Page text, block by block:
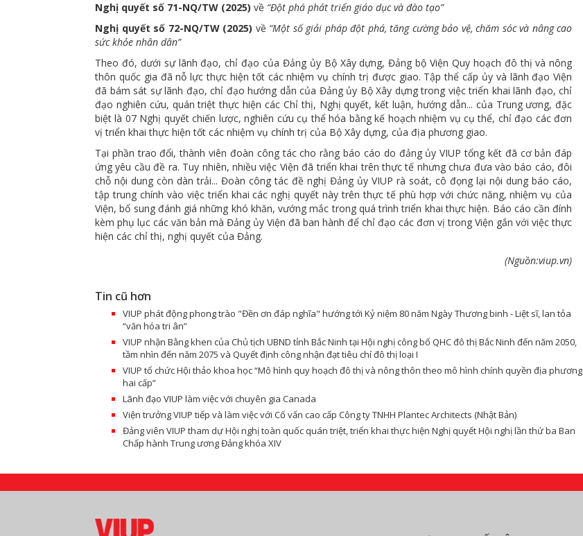
Nghị quyết số 71-NQ/TW (2025) về “Đột phá phát triển giáo dục và đào tạo”
Nghị quyết số 72-NQ/TW (2025) về “Một số giải pháp đột phá, tăng cường bảo vệ, chăm sóc và nâng cao
sức khỏe nhân dân”
Theo đó, dưới sự lãnh đạo, chỉ đạo của Đảng ủy Bộ Xây dựng, Đảng bộ Viện Quy hoạch đô thị và nông
thôn quốc gia đã nỗ lực thực hiện tốt các nhiệm vụ chính trị được giao. Tập thể cấp ủy và lãnh đạo Viện
đã bám sát sự lãnh đạo, chỉ đạo hướng dẫn của Đảng ủy Bộ Xây dựng trong việc triển khai lãnh đạo, chỉ
đạo nghiên cứu, quán triệt thực hiện các Chỉ thị, Nghị quyết, kết luận, hướng dẫn... của Trung ương, đặc
biệt là 07 Nghị quyết chiến lược, nghiên cứu cụ thể hóa bằng kế hoạch nhiệm vụ cụ thể, chỉ đạo các đơn
vị triển khai thực hiện tốt các nhiệm vụ chính trị của Bộ Xây dựng, của địa phương giao.
Tại phần trao đổi, thành viên đoàn công tác cho rằng báo cáo do đảng ủy VIUP tổng kết đã cơ bản đáp
ứng yêu cầu đề ra. Tuy nhiên, nhiều việc Viện đã triển khai trên thực tế nhưng chưa đưa vào báo cáo, đôi
chỗ nội dung còn dàn trải... Đoàn công tác đề nghị Đảng ủy VIUP rà soát, cô đọng lại nội dung báo cáo,
tập trung chính vào việc triển khai các nghị quyết này trên thực tế phù hợp với chức năng, nhiệm vụ của
Viện, bổ sung đánh giá những khó khăn, vướng mắc trong quá trình triển khai thực hiện. Báo cáo cần đính
kèm phụ lục các văn bản mà Đảng ủy Viện đã ban hành để chỉ đạo các đơn vị trong Viện gắn với việc thực
hiện các chỉ thị, nghị quyết của Đảng.
(Nguồn:viup.vn)
Tin cũ hơn
VIUP phát động phong trào "Đền ơn đáp nghĩa" hướng tới Kỷ niệm 80 năm Ngày Thương binh - Liệt sĩ, lan tỏa
“văn hóa tri ân”
VIUP nhận Bằng khen của Chủ tịch UBND tỉnh Bắc Ninh tại Hội nghị công bố QHC đô thị Bắc Ninh đến năm 2050,
tầm nhìn đến năm 2075 và Quyết định công nhận đạt tiêu chí đô thị loại I
VIUP tổ chức Hội thảo khoa học “Mô hình quy hoạch đô thị và nông thôn theo mô hình chính quyền địa phương
hai cấp”
Lãnh đạo VIUP làm việc với chuyên gia Canada
Viện trưởng VIUP tiếp và làm việc với Cố vấn cao cấp Công ty TNHH Plantec Architects (Nhật Bản)
Đảng viên VIUP tham dự Hội nghị toàn quốc quán triệt, triển khai thực hiện Nghị quyết Hội nghị lần thứ ba Ban
Chấp hành Trung ương Đảng khóa XIV